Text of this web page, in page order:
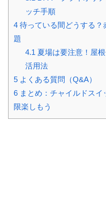
ッチ手順
4 待っている間どうする？
題
4.1 夏場は要注意！屋
活用法
5 よくある質問（Q&A）
6 まとめ：チャイルドス
限楽しもう